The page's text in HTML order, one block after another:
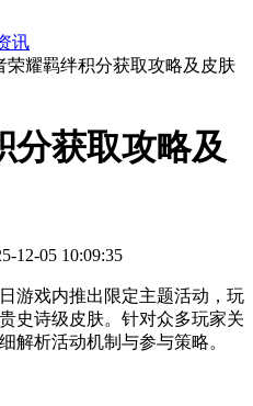
讯
荣耀羁绊积分获取攻略及皮肤
分获取攻略及
12-05 10:09:35
游戏内推出限定主题活动，玩
史诗级皮肤。针对众多玩家关
解析活动机制与参与策略。